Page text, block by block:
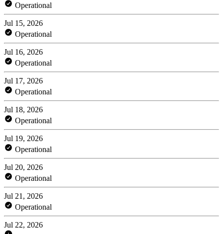
Operational
Jul 15, 2026
Operational
Jul 16, 2026
Operational
Jul 17, 2026
Operational
Jul 18, 2026
Operational
Jul 19, 2026
Operational
Jul 20, 2026
Operational
Jul 21, 2026
Operational
Jul 22, 2026